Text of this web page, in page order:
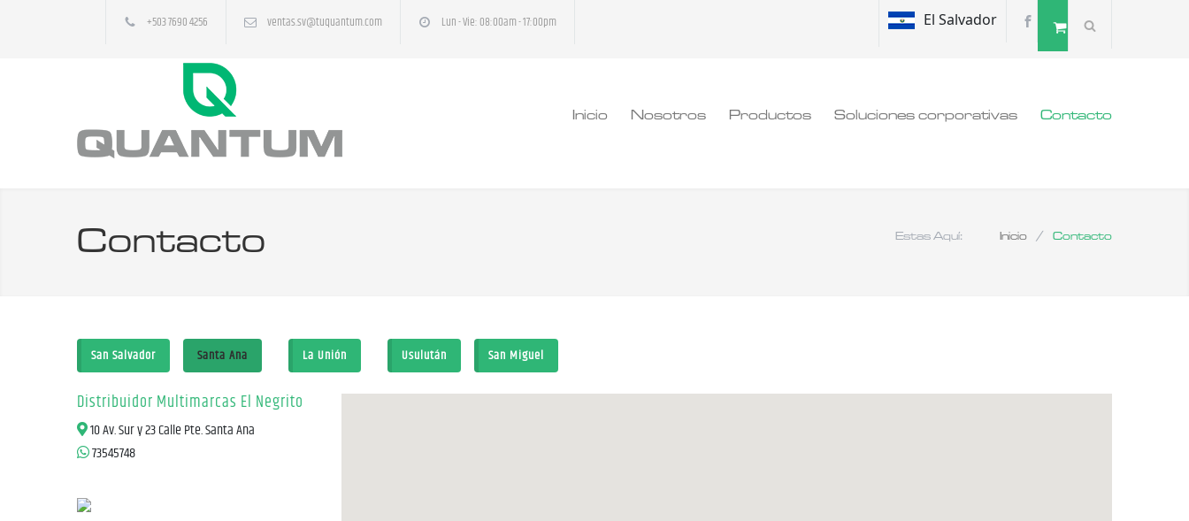
+503 7690 4256 ventas.sv@tuquantum.com Lun - Vie: 08:00am - 17:00pm El Salvador
Inicio Nosotros Productos Soluciones corporativas Contacto
Contacto Estas Aquí: Inicio / Contacto
San Salvador Santa Ana La Unión Usulután San Miguel
Distribuidor Multimarcas El Negrito
10 Av. Sur y 23 Calle Pte. Santa Ana
73545748